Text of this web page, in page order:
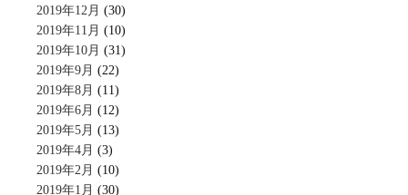
2019年12月 (30)
2019年11月 (10)
2019年10月 (31)
2019年9月 (22)
2019年8月 (11)
2019年6月 (12)
2019年5月 (13)
2019年4月 (3)
2019年2月 (10)
2019年1月 (30)